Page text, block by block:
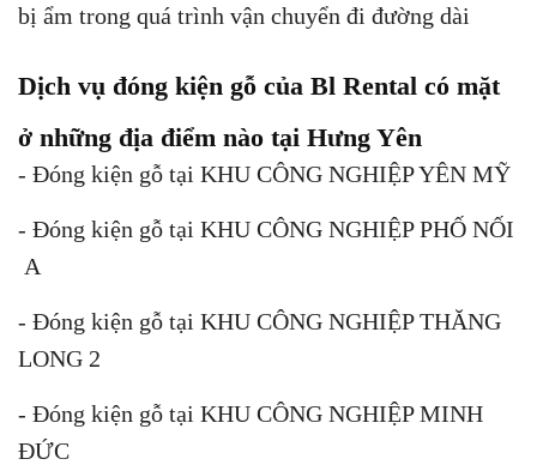
bị ẩm trong quá trình vận chuyển đi đường dài
Dịch vụ đóng kiện gỗ của Bl Rental có mặt
ở những địa điểm nào tại Hưng Yên
- Đóng kiện gỗ tại KHU CÔNG NGHIỆP YÊN MỸ
- Đóng kiện gỗ tại KHU CÔNG NGHIỆP PHỐ NỐI
A
- Đóng kiện gỗ tại KHU CÔNG NGHIỆP THĂNG
LONG 2
- Đóng kiện gỗ tại KHU CÔNG NGHIỆP MINH
ĐỨC